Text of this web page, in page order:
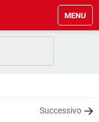
MENU
Successivo